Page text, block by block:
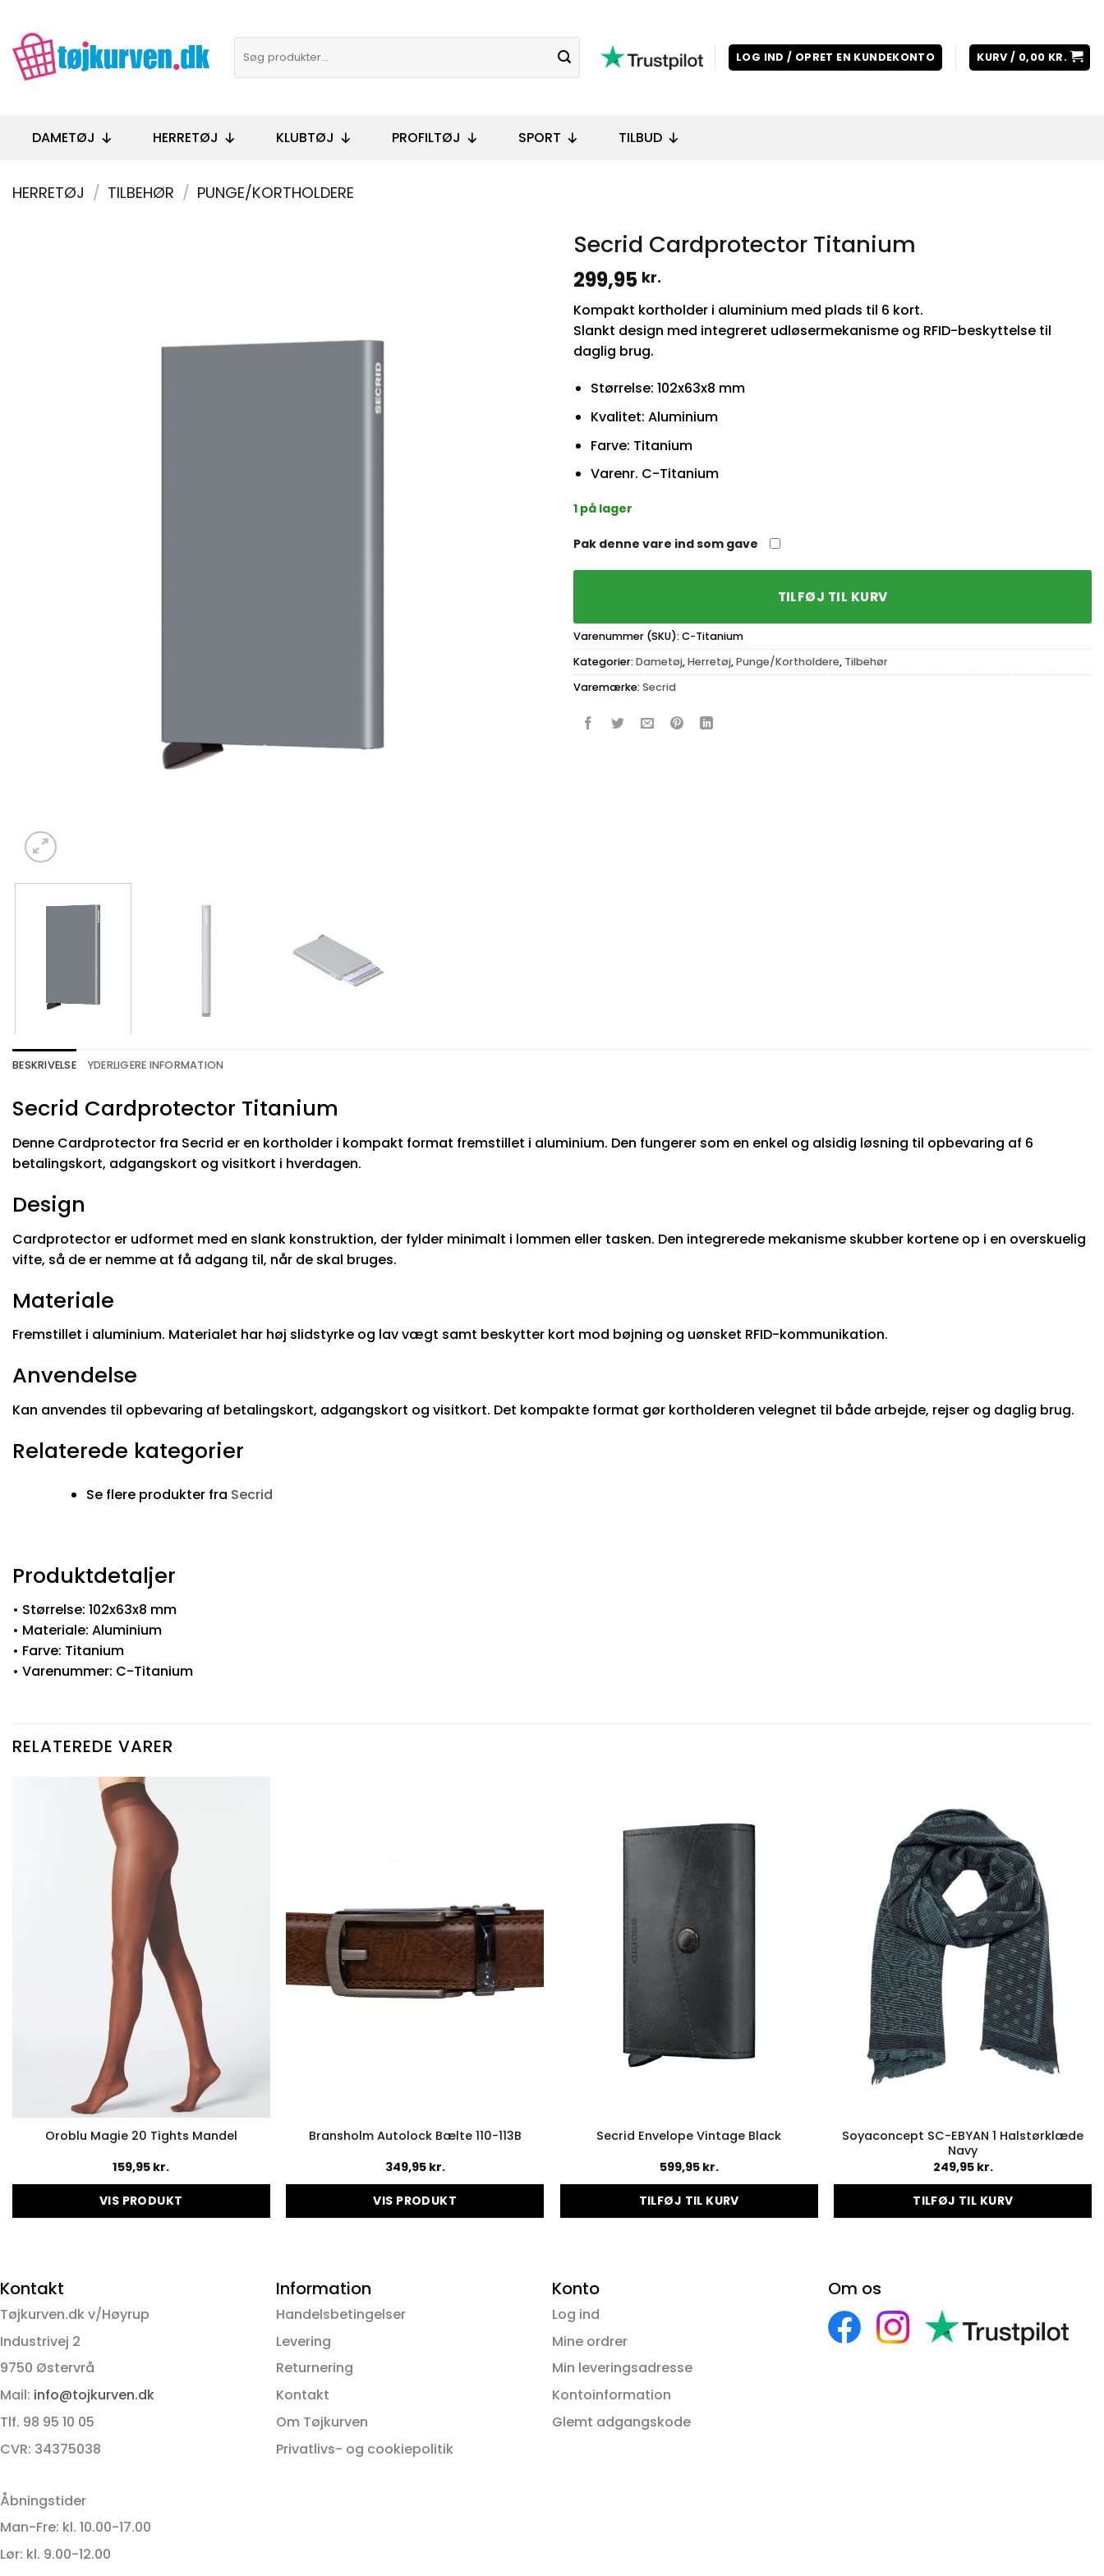
indhold
efter:
LOG IND / OPRET EN KUNDEKONTO KURV / 0,00 KR.
DAMETØJ HERRETØJ KLUBTØJ PROFILTØJ SPORT TILBUD
HERRETØJ / TILBEHØR / PUNGE/KORTHOLDERE
Secrid Cardprotector Titanium
299,95 kr.
Kompakt kortholder i aluminium med plads til 6 kort.
Slankt design med integreret udløsermekanisme og RFID-beskyttelse til
daglig brug.
Størrelse: 102x63x8 mm
Kvalitet: Aluminium
Farve: Titanium
Varenr. C-Titanium
1 på lager
Pak denne vare ind som gave
TILFØJ TIL KURV
Varenummer (SKU): C-Titanium
Kategorier: Dametøj,Herretøj,Punge/Kortholdere, Tilbehør
Varemærke: Secrid
BESKRIVELSE YDERLIGERE INFORMATION
Secrid Cardprotector Titanium
Denne Cardprotector fra Secrid er en kortholder i kompakt format fremstillet i aluminium. Den fungerer som en enkel og alsidig løsning til opbevaring af 6
betalingskort, adgangskort og visitkort i hverdagen.
Design
Cardprotector er udformet med en slank konstruktion, der fylder minimalt i lommen eller tasken. Den integrerede mekanisme skubber kortene op i en overskuelig
vifte, så de er nemme at få adgang til, når de skal bruges.
Materiale
Fremstillet i aluminium. Materialet har høj slidstyrke og lav vægt samt beskytter kort mod bøjning og uønsket RFID-kommunikation.
Anvendelse
Kan anvendes til opbevaring af betalingskort, adgangskort og visitkort. Det kompakte format gør kortholderen velegnet til både arbejde, rejser og daglig brug.
Relaterede kategorier
Se flere produkter fra Secrid
Produktdetaljer
• Størrelse: 102x63x8 mm
• Materiale: Aluminium
• Farve: Titanium
• Varenummer: C-Titanium
RELATEREDE VARER
Oroblu Magie 20 Tights Mandel
159,95 kr.
VIS PRODUKT
Mulighederne
varesiden
Bransholm Autolock Bælte 110-113B
349,95 kr.
VIS PRODUKT
Secrid Envelope Vintage Black
599,95 kr.
TILFØJ TIL KURV
Soyaconcept SC-EBYAN 1 Halstørklæde
Navy
249,95 kr.
TILFØJ TIL KURV
Kontakt
Tøjkurven.dk v/Høyrup
Industrivej 2
9750 Østervrå
Mail: info@tojkurven.dk
Tlf. 98 95 10 05
CVR: 34375038
Åbningstider
Man-Fre: kl. 10.00-17.00
Lør: kl. 9.00-12.00
Information
Handelsbetingelser
Levering
Returnering
Kontakt
Om Tøjkurven
Privatlivs- og cookiepolitik
Konto
Log ind
Mine ordrer
Min leveringsadresse
Kontoinformation
Glemt adgangskode
Om os